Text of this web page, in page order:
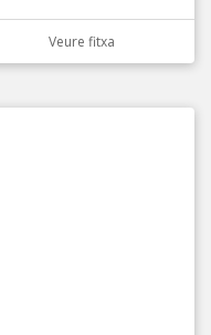
Veure fitxa